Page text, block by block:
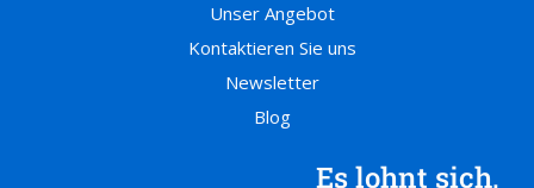
Unser Angebot
Kontaktieren Sie uns
Newsletter
Blog
Es lohnt sich,